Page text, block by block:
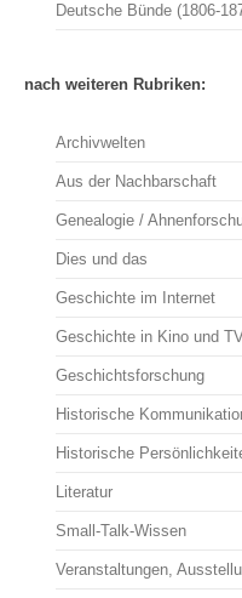
Deutsche Bünde (1806-
nach weiteren Rubriken:
Archivwelten
Aus der Nachbarschaft
Genealogie /
Dies und das
Geschichte im Internet
Geschichte in Kino und
Geschichtsforschung
Historische
Historische
Literatur
Small-Talk-Wissen
Veranstaltungen,